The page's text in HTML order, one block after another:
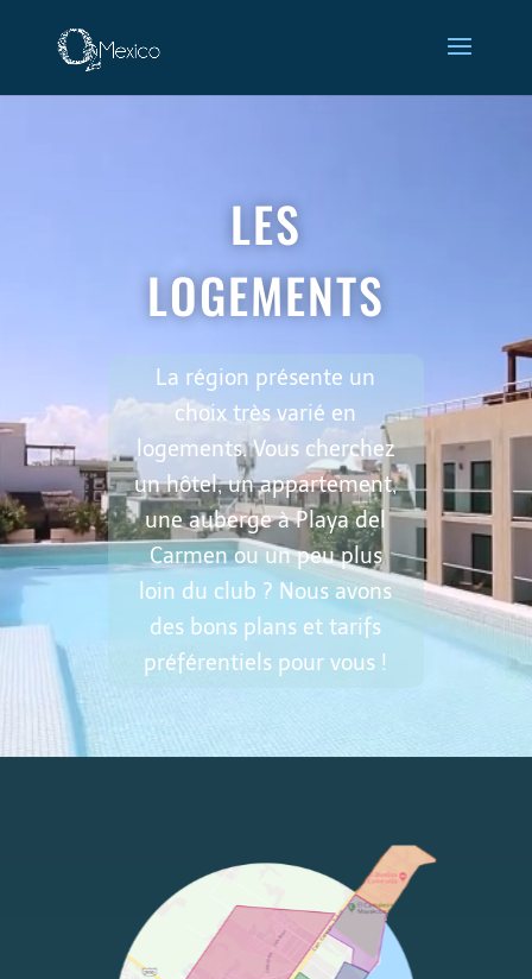
LES
LOGEMENTS
La région présente un
choix très varié en
logements. Vous cherchez
un hôtel, un appartement,
une auberge à Playa del
Carmen ou un peu plus
loin du club ? Nous avons
des bons plans et tarifs
préférentiels pour vous !